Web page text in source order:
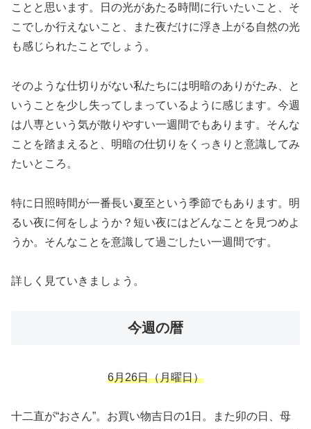
ことと思います。日の光があたる時間に行いたいこと、そ
こでしか行えないこと、また夜だけに浮き上がる自然の光
も感じられたことでしょう。
そのような仕切りがない私たちには明暗のありがたみ、と
いうことを少し失ってしまっているように感じます。今週
は八専という気が散りやすい一週間でもあります。そんな
ことを踏まえると、明暗の仕切りをくっきりと意識してみ
たいところ。
特に日照時間が一番長い夏至という季節でもあります。明
るい夜に何をしようか？短い夜にはどんなことを見つめよ
うか。そんなことを意識して過ごしたい一週間です。
詳しく見ていきましょう。
今週の暦
6月26日（月曜日）
十二直が“おさん”。お買い物吉日の1日。また卯の日、母